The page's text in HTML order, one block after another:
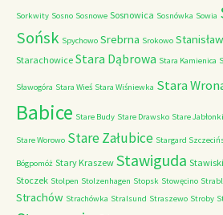
Sorkwity Sosno Sosnowe Sosnowica Sosnówka Sowia
Sońsk Spychowo Srebrna Srokowo
Starachowice Stara Dąbrowa Stara Kamienica
Sławogóra Stara Wieś Stara Wiśniewka Stara
Babice Stare Budy Stare Drawsko Stare Jabłonki
Stare Worowo Stare Załubice Stargard
Bógpomóż Stary Kraszew Stawiguda Stawiski
Stoczek Stolpen Stolzenhagen Stopsk Stowęcino
Strachów Strachówka Stralsund Straszewo Stroby